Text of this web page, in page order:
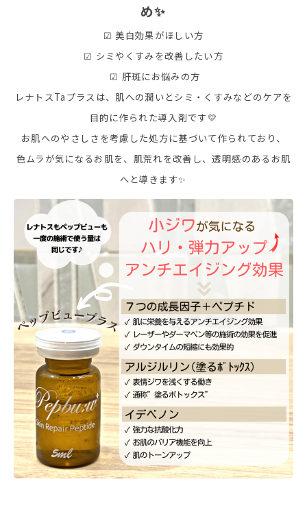
め✨
☑ 美白効果がほしい方
☑ シミやくすみを改善したい方
☑ 肝斑にお悩みの方
レナトスTaプラスは、肌への潤いとシミ・くすみなどのケアを
目的に作られた導入剤です💛
お肌へのやさしさを考慮した処方に基づいて作られており、
色ムラが気になるお肌を、肌荒れを改善し、透明感のあるお肌
へと導きます✨